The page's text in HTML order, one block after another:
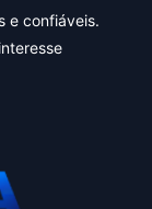
e confiáveis.